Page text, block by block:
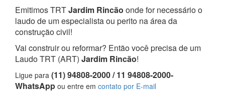
Emitimos TRTJardim Rincão onde for necessário o
laudo de um especialista ou perito na área da
construção civil!
Vai construir ou reformar? Então você precisa de um
Laudo TRT (ART) Jardim Rincão!
Ligue para (11) 94808-2000 / 11 94808-2000-
WhatsApp ou entre em contato por E-mail